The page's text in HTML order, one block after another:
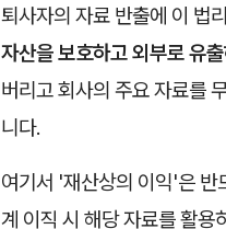
퇴사자의 자료 반출에 이 법
자산을 보호하고 외부로 유
버리고 회사의 주요 자료를
니다.
여기서 '재산상의 이익'은 반
계 이직 시 해당 자료를 활용